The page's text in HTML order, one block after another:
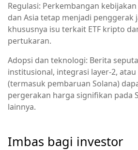
Regulasi: Perkembangan kebijakan
dan Asia tetap menjadi penggerak
khususnya isu terkait ETF kripto
pertukaran.
Adopsi dan teknologi: Berita
institusional, integrasi layer-2,
(termasuk pembaruan Solana)
pergerakan harga signifikan pada
lainnya.
Imbas bagi investor